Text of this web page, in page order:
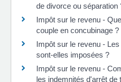
de divorce ou séparation
Impôt sur le revenu -
couple en concubinage ?
Impôt sur le revenu -
sont-elles imposées ?
Impôt sur le revenu -
les indemnités d'arrêt de